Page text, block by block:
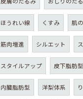
ほうれい線 くすみ 肌
筋肉増進 シルエット
スタイルアップ 皮下脂肪型
内臓脂肪型 洋梨体系